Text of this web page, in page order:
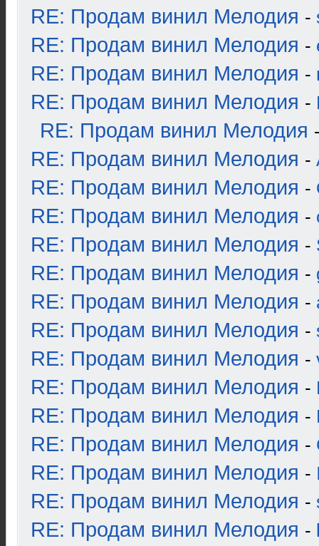
RE: Продам винил Мелодия -
RE: Продам винил Мелодия -
RE: Продам винил Мелодия -
RE: Продам винил Мелодия -
RE: Продам винил Мелодия
RE: Продам винил Мелодия -
RE: Продам винил Мелодия -
RE: Продам винил Мелодия -
RE: Продам винил Мелодия -
RE: Продам винил Мелодия -
RE: Продам винил Мелодия -
RE: Продам винил Мелодия -
RE: Продам винил Мелодия -
RE: Продам винил Мелодия -
RE: Продам винил Мелодия -
RE: Продам винил Мелодия -
RE: Продам винил Мелодия -
RE: Продам винил Мелодия -
RE: Продам винил Мелодия -